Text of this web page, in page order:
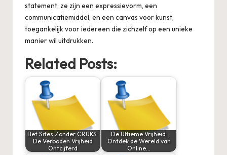
statement; ze zijn een expressievorm, een
communicatiemiddel, en een canvas voor kunst,
toegankelijk voor iedereen die zichzelf op een unieke
manier wil uitdrukken.
Related Posts:
Bet Sites Zonder CRUKS:
De Verboden Vrijheid
Ontcijferd
De Ultieme Vrijheid:
Ontdek de Wereld van
Online…